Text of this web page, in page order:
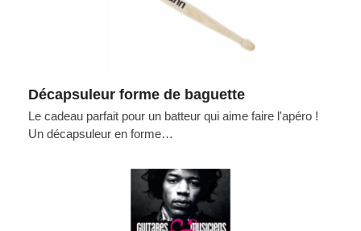
Décapsuleur forme de baguette
Le cadeau parfait pour un batteur qui aime faire l'apéro !
Un décapsuleur en forme…